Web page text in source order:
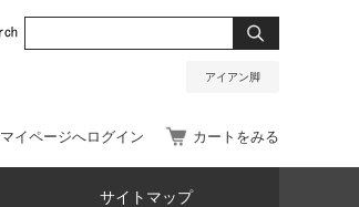
アイアン脚
マイページへログイン カートをみる
サイトマップ